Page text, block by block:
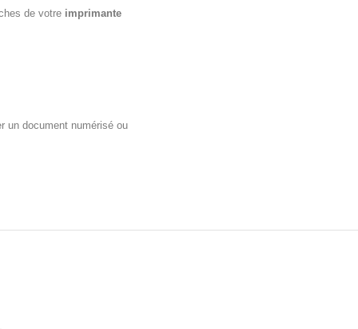
de votre imprimante
un document numérisé ou